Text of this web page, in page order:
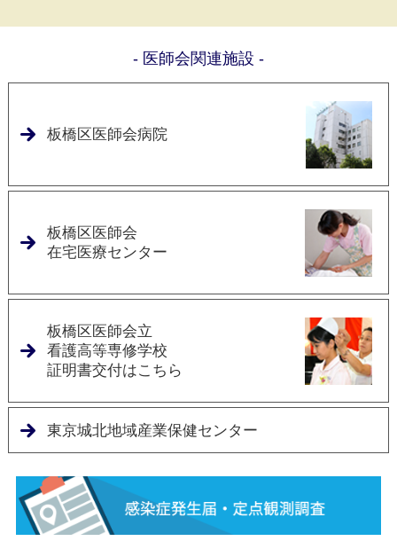
2026年3月の休日医科診療当番表を掲載しました
2026年1月26日
2026年2月の休日医科診療当番表を掲載しました
2026年1月の休日医科診療当番表を掲載しました
年末年始(12/29～1/4)に診療している医療機関一覧を掲載
2025年12月5日
2025年12月の休日医科診療当番表を掲載しました
2025年10月9日
11/30(日)第29回板橋区医師会医学会区民公開講座を開催
します
2025年9月30日
- 医師会関連施設 -
板橋区医師会病院
板橋区医師会
在宅医療センター
板橋区医師会立
看護高等専修学校
証明書交付はこちら
東京城北地域産業保健センター